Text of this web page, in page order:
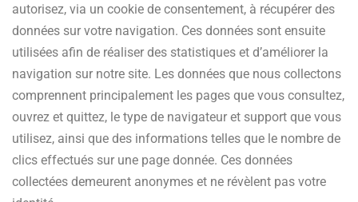
autorisez, via un cookie de consentement, à récupérer des
données sur votre navigation. Ces données sont ensuite
utilisées afin de réaliser des statistiques et d’améliorer la
navigation sur notre site. Les données que nous collectons
comprennent principalement les pages que vous consultez,
ouvrez et quittez, le type de navigateur et support que vous
utilisez, ainsi que des informations telles que le nombre de
clics effectués sur une page donnée. Ces données
collectées demeurent anonymes et ne révèlent pas votre